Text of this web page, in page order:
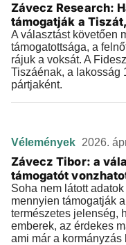
Závecz Research:
támogatják a
A választást követően
támogatottsága, a
rájuk a voksát. A
Tiszáénak, a lakosság
pártjaként.
Vélemények 2026.
Závecz Tibor: a
támogatót
Soha nem látott
mennyien támogatják
természetes jelenség,
emberek, az érdekes
ami már a